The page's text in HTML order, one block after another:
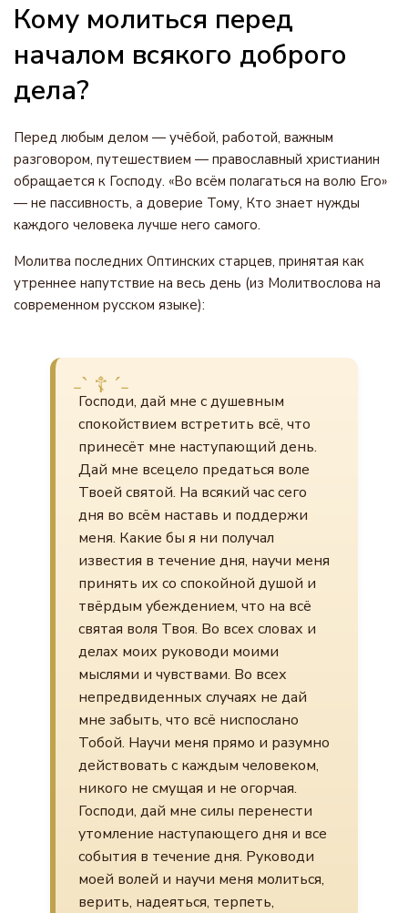
Кому молиться перед
началом всякого доброго
дела?
Перед любым делом — учёбой, работой, важным
разговором, путешествием — православный христианин
обращается к Господу. «Во всём полагаться на волю Его»
— не пассивность, а доверие Тому, Кто знает нужды
каждого человека лучше него самого.
Молитва последних Оптинских старцев, принятая как
утреннее напутствие на весь день (из Молитвослова на
современном русском языке):
Господи, дай мне с душевным
спокойствием встретить всё, что
принесёт мне наступающий день.
Дай мне всецело предаться воле
Твоей святой. На всякий час сего
дня во всём наставь и поддержи
меня. Какие бы я ни получал
известия в течение дня, научи меня
принять их со спокойной душой и
твёрдым убеждением, что на всё
святая воля Твоя. Во всех словах и
делах моих руководи моими
мыслями и чувствами. Во всех
непредвиденных случаях не дай
мне забыть, что всё ниспослано
Тобой. Научи меня прямо и разумно
действовать с каждым человеком,
никого не смущая и не огорчая.
Господи, дай мне силы перенести
утомление наступающего дня и все
события в течение дня. Руководи
моей волей и научи меня молиться,
верить, надеяться, терпеть,